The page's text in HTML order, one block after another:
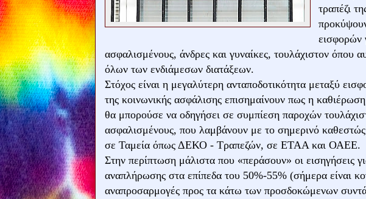
τραπέζι
εισφορών
ασφαλισμένους, άνδρες και γυναίκες, τουλάχιστον όπου
όλων των ενδιάμεσων διατάξεων.
Στόχος είναι η μεγαλύτερη ανταποδοτικότητα μεταξύ
της κοινωνικής ασφάλισης επισημαίνουν πως η
θα μπορούσε να οδηγήσει σε συμπίεση παροχών
ασφαλισμένους, που λαμβάνουν με το σημερινό
σε Ταμεία όπως ΔΕΚΟ - Τραπεζών, σε ΕΤΑΑ και ΟΑΕΕ.
Στην περίπτωση μάλιστα που «περάσουν» οι εισηγήσεις
αναπλήρωσης στα επίπεδα του 50%-55% (σήμερα είναι
αναπροσαρμογές προς τα κάτω των προσδοκώμενων